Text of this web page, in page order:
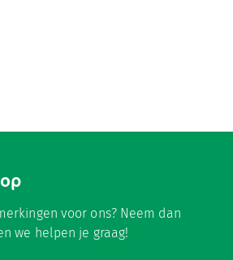
voor ons? Neem dan
we helpen je graag!